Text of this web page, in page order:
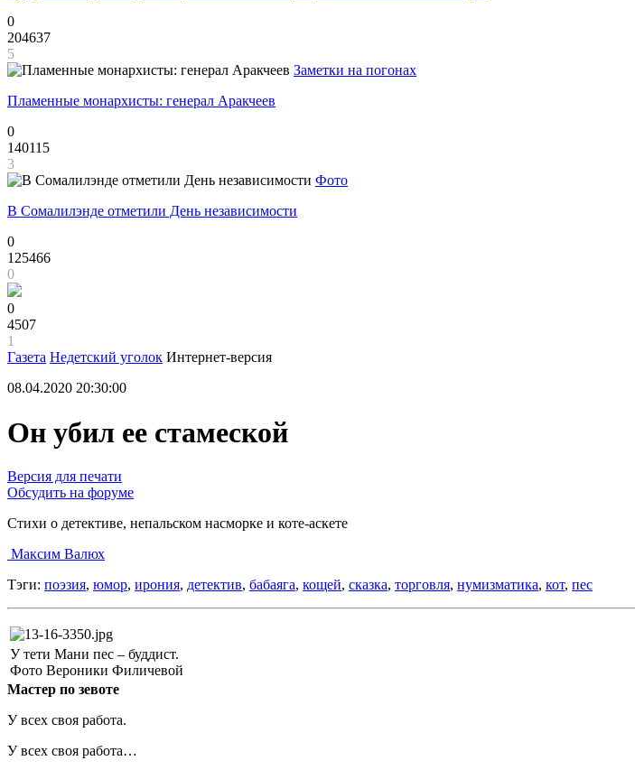
0
204637
5
Заметки на погонах
Пламенные монархисты: генерал Аракчеев
0
140115
3
Фото
В Сомалилэнде отметили День независимости
0
125466
0
0
4507
1
Газета Недетский уголок Интернет-версия
08.04.2020 20:30:00
Он убил ее стамеской
Версия для печати
Обсудить на форуме
Стихи о детективе, непальском насморке и коте-аскете
Максим Валюх
Тэги: поэзия, юмор, ирония, детектив, бабаяга, кощей, сказка, торговля, нумизматика, кот, пес
У тети Мани пес – буддист.
Фото Вероники Филичевой
Мастер по зевоте
У всех своя работа.
У всех своя работа…